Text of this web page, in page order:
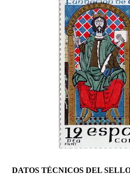
DATOS TÉCNICOS DEL